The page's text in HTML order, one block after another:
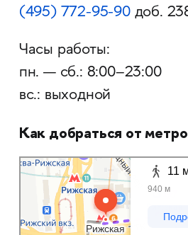
(495)772-95-90доб.
Часы работы:
пн. — сб.: 8:00–23:00
вс.: выходной
Как добраться от
Москва
Яндекс Карты